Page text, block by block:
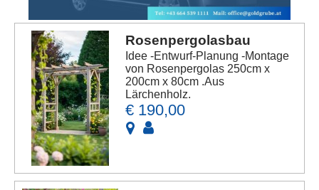
Rosenpergolasbau
Idee -Entwurf-Planung -Montage
von Rosenpergolas 250cm x
200cm x 80cm .Aus
Lärchenholz.
€ 190,00